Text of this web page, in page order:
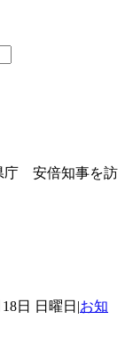
庁 安倍知事を訪
日 日曜日 |お知